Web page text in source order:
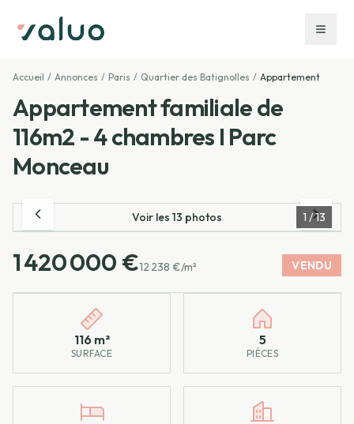
Accueil / Annonces / Paris / Quartier des Batignolles / Appartement
Appartement familiale de
116m2 - 4 chambres I Parc
Monceau
1 /13
Voir les 13 photos
1 420 000 €12 238 €/m² VENDU
Caractéristiques principales
116 m²
SURFACE
5
PIÈCES